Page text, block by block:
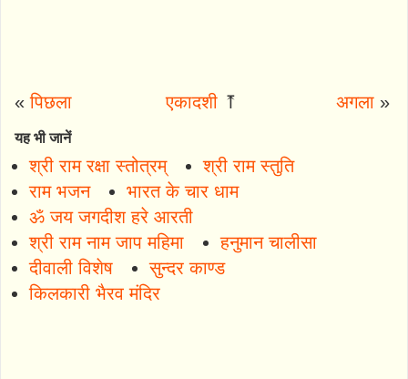
«पिछला एकादशी⤒ अगला»
यह भी जानें
श्री राम रक्षा स्तोत्रम्
श्री राम स्तुति
राम भजन
भारत के चार धाम
ॐ जय जगदीश हरे आरती
श्री राम नाम जाप महिमा
हनुमान चालीसा
दीवाली विशेष
सुन्दर काण्ड
किलकारी भैरव मंदिर